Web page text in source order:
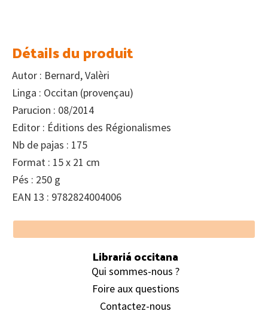
Détails du produit
Autor : Bernard, Valèri
Linga : Occitan (provençau)
Parucion : 08/2014
Editor : Éditions des Régionalismes
Nb de pajas : 175
Format : 15 x 21 cm
Pés : 250 g
EAN 13 : 9782824004006
Footer
Librariá occitana
Qui sommes-nous ?
Foire aux questions
Contactez-nous